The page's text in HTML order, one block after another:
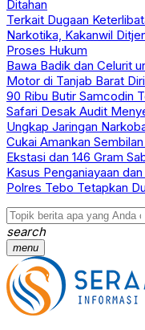
Ditahan
Terkait Dugaan
Narkotika, Kakanwil
Proses Hukum
Bawa Badik dan Celurit
Motor di Tanjab Barat
90 Ribu Butir Samcodin
Safari Desak Audit
Ungkap Jaringan
Cukai Amankan
Ekstasi dan 146 Gram
Kasus Penganiayaan
Polres Tebo Tetapkan
search
menu